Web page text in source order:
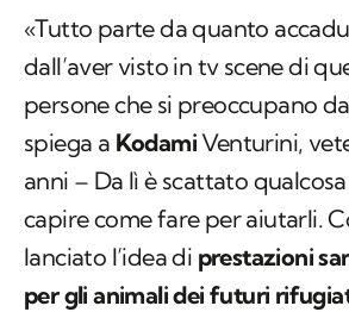
«Tutto parte da quanto
dall’aver visto in tv scene di
persone che si preoccupano
spiega a KodamiVenturini,
anni – Da lì è scattato
capire come fare per aiutarli.
lanciato l’idea di prestazioni
per gli animali dei futuri